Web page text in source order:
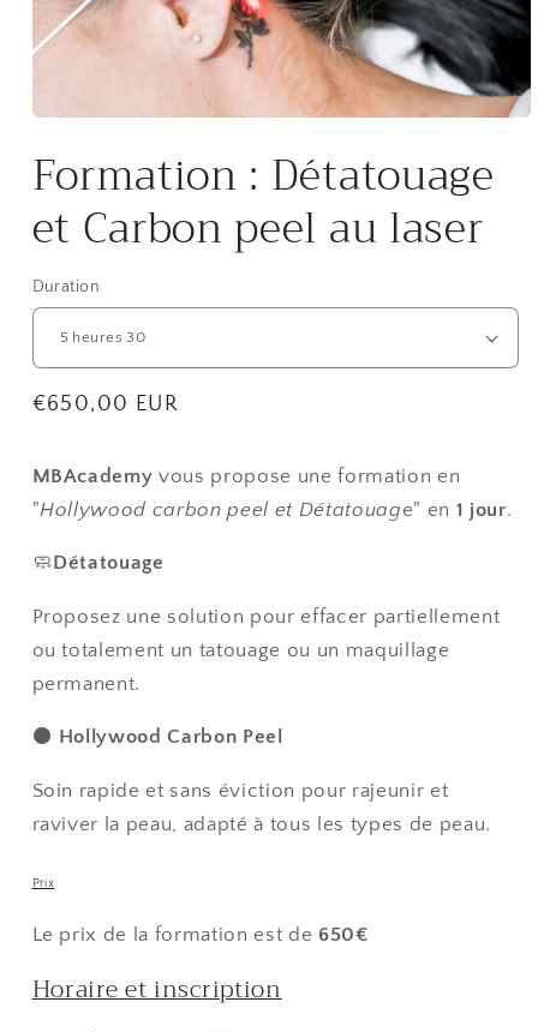
le
média
dans
fenêtre
modale
Formation : Détatouage
et Carbon peel au laser
Duration
Prix
€650,00 EUR
MBAcademy vous propose une formation en
"Hollywood carbon peel et Détatouage" en 1 jour.
🧼Détatouage
Proposez une solution pour effacer partiellement
ou totalement un tatouage ou un maquillage
permanent.
⚫️ Hollywood Carbon Peel
Soin rapide et sans éviction pour rajeunir et
raviver la peau, adapté à tous les types de peau.
Prix
Le prix de la formation est de 650€
Horaire et inscription